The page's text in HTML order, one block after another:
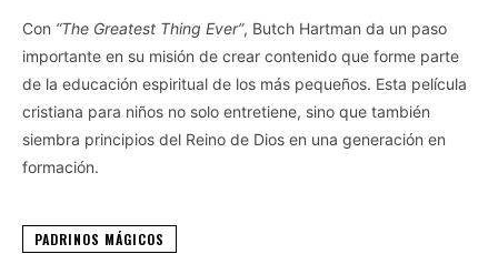
Con “The Greatest Thing Ever”, Butch Hartman da un paso
importante en su misión de crear contenido que forme parte
de la educación espiritual de los más pequeños. Esta película
cristiana para niños no solo entretiene, sino que también
siembra principios del Reino de Dios en una generación en
formación.
PADRINOS MÁGICOS